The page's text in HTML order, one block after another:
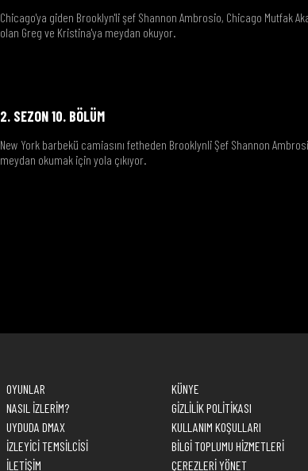
Chicago'ya giden Brooklyn'li şef Shannon Ambrosio, Chicago Mutfak
olan Greg ve Kristina'ya meydan okuyor.
2. SEZON 10. BÖLÜM
New York barbekü camiasını fetheden Brooklynli Şef Shannon
meydan okumak için yola çıkıyor.
OYUNLAR
NASIL İZLERİM?
UYDUDA DMAX
İZLEYİCİ TEMSİLCİSİ
İLETİŞİM
KÜNYE
GİZLİLİK POLİTİKASI
KULLANIM KOŞULLARI
BİLGİ TOPLUMU HİZMETLERİ
ÇEREZLERİ YÖNET